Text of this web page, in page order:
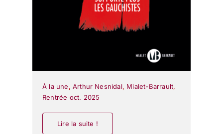
À la une, Arthur Nesnidal, Mialet-Barrault,
Rentrée oct. 2025
Lire la suite !